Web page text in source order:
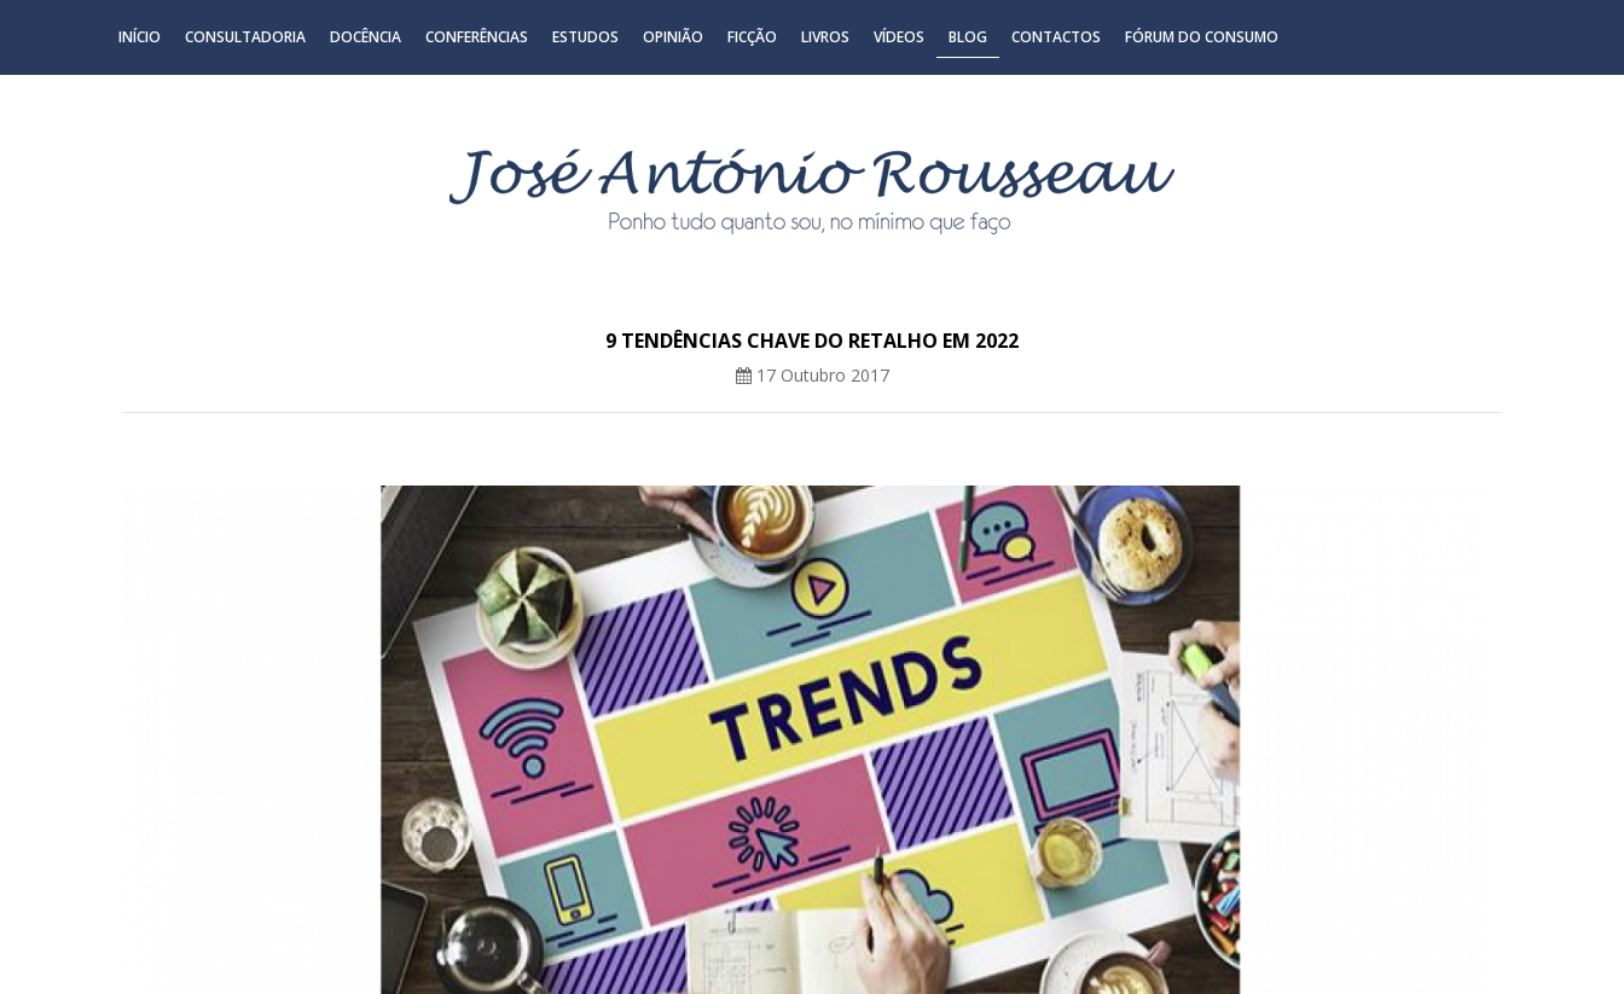
INÍCIO CONSULTADORIA DOCÊNCIA CONFERÊNCIAS ESTUDOS OPINIÃO FICÇÃO LIVROS VÍDEOS BLOG CONTACTOS FÓRUM DO CONSUMO
9 TENDÊNCIAS CHAVE DO RETALHO EM 2022
17 Outubro 2017